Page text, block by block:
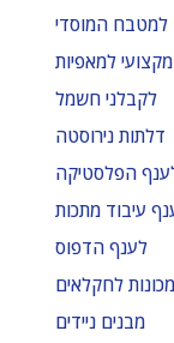
למטבח המוסדי
מקצועי למאפיות
לקבלני חשמל
דלתות נירוסטה
הפלסטיקה
עיבוד מתכות
לענף הדפוס
מכונות לחקלאים
מבנים ניידים